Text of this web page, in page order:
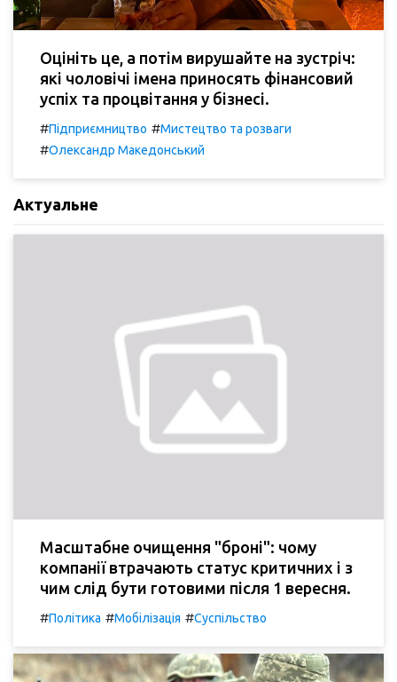
Оцініть це, а потім вирушайте на зустріч:
які чоловічі імена приносять фінансовий
успіх та процвітання у бізнесі.
#Підприємництво #Мистецтво та розваги
#Олександр Македонський
Актуальне
Масштабне очищення "броні": чому
компанії втрачають статус критичних і з
чим слід бути готовими після 1 вересня.
#Політика #Мобілізація #Суспільство